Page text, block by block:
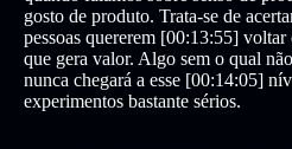
gosto de produto. Trata-se de
pessoas quererem [00:13:55]
que gera valor. Algo sem o qual
nunca chegará a esse [00:14:05]
experimentos bastante sérios.